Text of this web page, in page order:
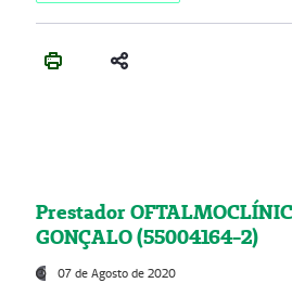
Prestador
GONÇALO (55004164-2)
07 de Agosto de 2020